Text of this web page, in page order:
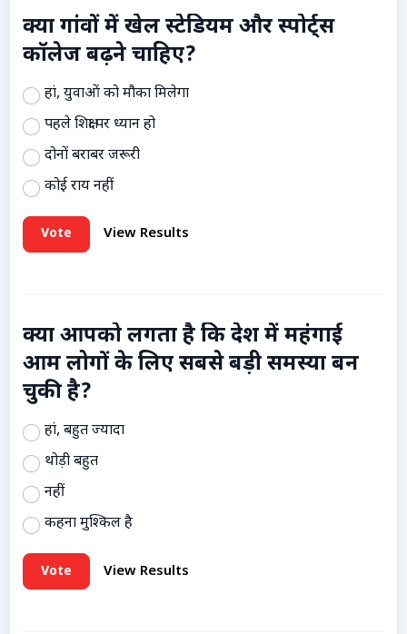
क्या गांवों में खेल स्टेडियम और स्पोर्ट्स
कॉलेज बढ़ने चाहिए?
हां, युवाओं को मौका मिलेगा
पहले शिक्षा पर ध्यान हो
दोनों बराबर जरूरी
कोई राय नहीं
Vote View Results
क्या आपको लगता है कि देश में महंगाई
आम लोगों के लिए सबसे बड़ी समस्या बन
चुकी है?
हां, बहुत ज्यादा
थोड़ी बहुत
नहीं
कहना मुश्किल है
Vote View Results